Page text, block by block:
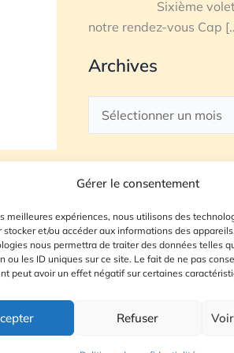
Gérer le consentement
meilleures expériences, nous utilisons des
stocker et/ou accéder aux informations des
nous permettra de traiter des données telles
ou les ID uniques sur ce site. Le fait de ne pas
peut avoir un effet négatif sur certaines
Refuser
Sixième
notre rendez-vous Cap
Archives
du site